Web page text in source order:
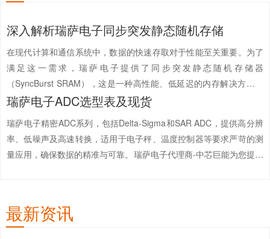
深入解析瑞萨电子同步突发静态随机存储
在现代计算和通信系统中，数据的快速存取对于性能至关重要。为了
满足这一需求，瑞萨电子提供了同步突发静态随机存储器
（SyncBurst SRAM），这是一种高性能、低延迟的内存解决方案，
适用于需要高速度和高可靠性的应用场景。SyncBurst SRAM是一种
瑞萨电子ADC选型表及现货
瑞萨电子精密ADC系列，包括Delta-Sigma和SAR ADC，提供高分辨
率、低噪声及高速转换，适用于电子秤、温度控制器等要求严苛的测
量应用，确保数据的精准与可靠。瑞萨电子代理商-中芯巨能为您提供
最新资讯